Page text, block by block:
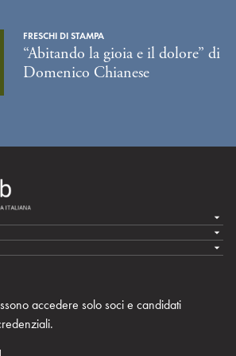
FRESCHI DI STAMPA
“Abitando la gioia e il dolore” di
Domenico Chianese
accedere solo soci e candidati